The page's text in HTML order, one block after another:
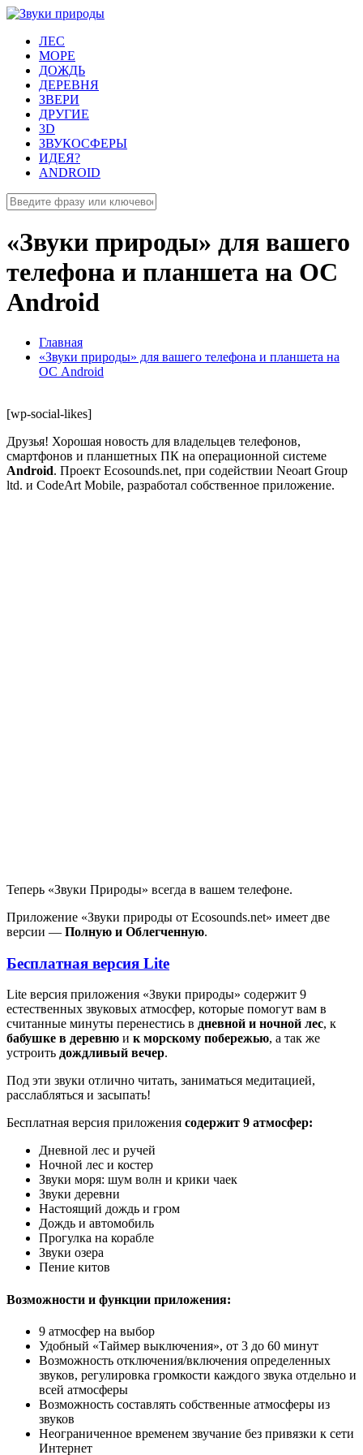
ЛЕС
МОРЕ
ДОЖДЬ
ДЕРЕВНЯ
ЗВЕРИ
ДРУГИЕ
3D
ЗВУКОСФЕРЫ
ИДЕЯ?
ANDROID
«Звуки природы» для вашего
телефона и планшета на ОС
Android
Главная
«Звуки природы» для вашего телефона и планшета на
ОС Android
[wp-social-likes]
Друзья! Хорошая новость для владельцев телефонов,
смартфонов и планшетных ПК на операционной системе
Android. Проект Ecosounds.net, при содействии Neoart Group
ltd. и CodeArt Mobile, разработал собственное приложение.
Теперь «Звуки Природы» всегда в вашем телефоне.
Приложение «Звуки природы от Ecosounds.net» имеет две
версии — Полную и Облегченную.
Бесплатная версия Lite
Lite версия приложения «Звуки природы» содержит 9
естественных звуковых атмосфер, которые помогут вам в
считанные минуты перенестись в дневной и ночной лес, к
бабушке в деревню и к морскому побережью, а так же
устроить дождливый вечер.
Под эти звуки отлично читать, заниматься медитацией,
расслабляться и засыпать!
Бесплатная версия приложения содержит 9 атмосфер:
Дневной лес и ручей
Ночной лес и костер
Звуки моря: шум волн и крики чаек
Звуки деревни
Настоящий дождь и гром
Дождь и автомобиль
Прогулка на корабле
Звуки озера
Пение китов
Возможности и функции приложения:
9 атмосфер на выбор
Удобный «Таймер выключения», от 3 до 60 минут
Возможность отключения/включения определенных
звуков, регулировка громкости каждого звука отдельно и
всей атмосферы
Возможность составлять собственные атмосферы из
звуков
Неограниченное временем звучание без привязки к сети
Интернет